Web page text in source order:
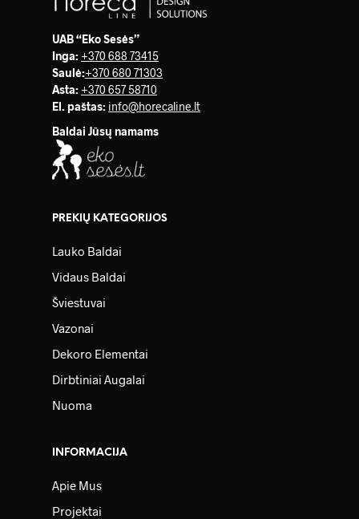
UAB “Eko Sesės”
Inga: +370 688 73415
Saulė:+370 680 71303
Asta: +370 657 58710
El. paštas: info@horecaline.lt
Baldai Jūsų namams
PREKIŲ KATEGORIJOS
Lauko Baldai
Vidaus Baldai
Šviestuvai
Vazonai
Dekoro Elementai
Dirbtiniai Augalai
Nuoma
INFORMACIJA
Apie Mus
Projektai